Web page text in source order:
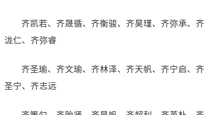
齐凯若、齐晟循、齐衡骏、齐昊瑾、齐弥承、齐
泷仁、齐弥睿
齐圣瑜、齐文瑜、齐林泽、齐天帆、齐宁启、齐
圣宁、齐志远